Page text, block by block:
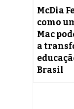
McDia
como
Mac
a
Brasil